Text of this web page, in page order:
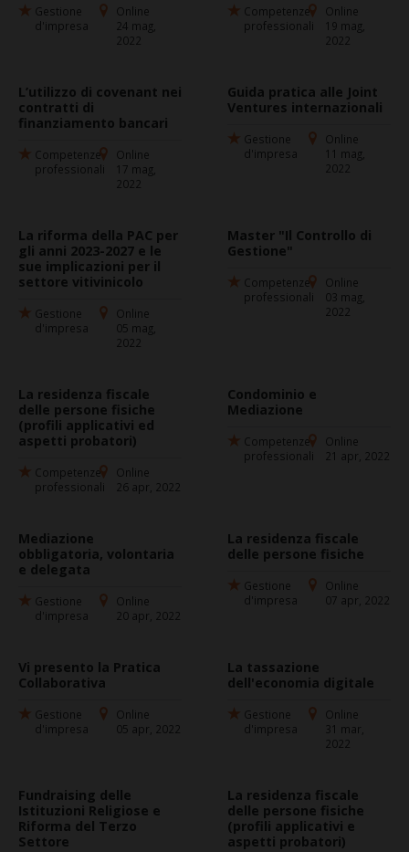
Gestione
d'impresa
Online
24 mag,
2022
Competenze
professionali
Online
19 mag,
2022
L’utilizzo di covenant nei
contratti di
finanziamento bancari
Competenze
professionali
Online
17 mag,
2022
Guida pratica alle Joint
Ventures internazionali
Gestione
d'impresa
Online
11 mag,
2022
La riforma della PAC per
gli anni 2023-2027 e le
sue implicazioni per il
settore vitivinicolo
Gestione
d'impresa
Online
05 mag,
2022
Master "Il Controllo di
Gestione"
Competenze
professionali
Online
03 mag,
2022
La residenza fiscale
delle persone fisiche
(profili applicativi ed
aspetti probatori)
Competenze
professionali
Online
26 apr, 2022
Condominio e
Mediazione
Competenze
professionali
Online
21 apr, 2022
Mediazione
obbligatoria, volontaria
e delegata
Gestione
d'impresa
Online
20 apr, 2022
La residenza fiscale
delle persone fisiche
Gestione
d'impresa
Online
07 apr, 2022
Vi presento la Pratica
Collaborativa
Gestione
d'impresa
Online
05 apr, 2022
La tassazione
dell'economia digitale
Gestione
d'impresa
Online
31 mar,
2022
Fundraising delle
Istituzioni Religiose e
Riforma del Terzo
Settore
La residenza fiscale
delle persone fisiche
(profili applicativi e
aspetti probatori)